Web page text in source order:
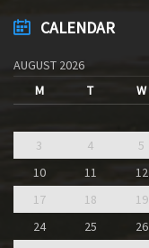
CALENDAR
AUGUST 2026
M
T W
3
4 5
10
11 12
17
18 19
24
25 26